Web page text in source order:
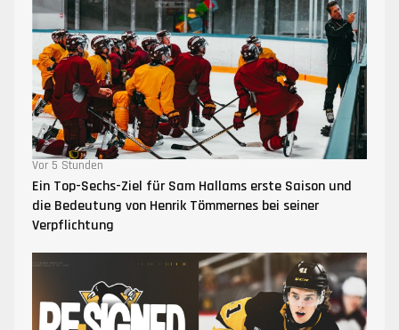
Vor 5 Stunden
Ein Top-Sechs-Ziel für Sam Hallams erste Saison und
die Bedeutung von Henrik Tömmernes bei seiner
Verpflichtung